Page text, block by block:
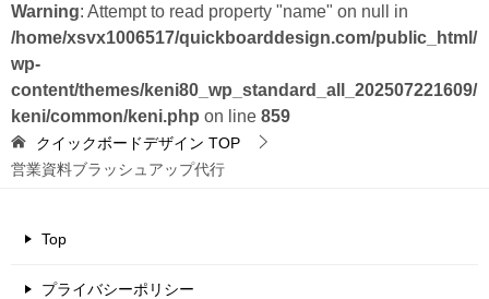
Warning: Attempt to read property "name" on null in
/home/xsvx1006517/quickboarddesign.com/public_html/
wp-
content/themes/keni80_wp_standard_all_202507221609/
keni/common/keni.php on line 859
クイックボードデザイン TOP
営業資料ブラッシュアップ代行
Top
プライバシーポリシー